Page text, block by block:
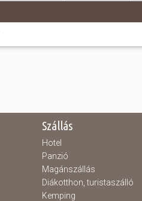
Szállás
Hotel
Panzió
Magánszállás
Diákotthon, turistaszálló
Kemping